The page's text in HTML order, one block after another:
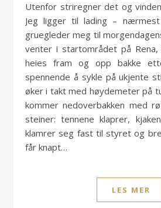
Utenfor striregner det og
Jeg ligger til lading –
gruegleder meg til
venter i startområdet på
heies fram og opp bakke
spennende å sykle på ukjente
øker i takt med høydemeter på
kommer nedoverbakken med
steiner: tennene klaprer,
klamrer seg fast til styret og
får knapt…
LES MER